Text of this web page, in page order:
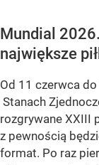
Mundial
największe
Od 11 czerwca
Stanach
rozgrywane XXIII
z pewnością
format. Po raz